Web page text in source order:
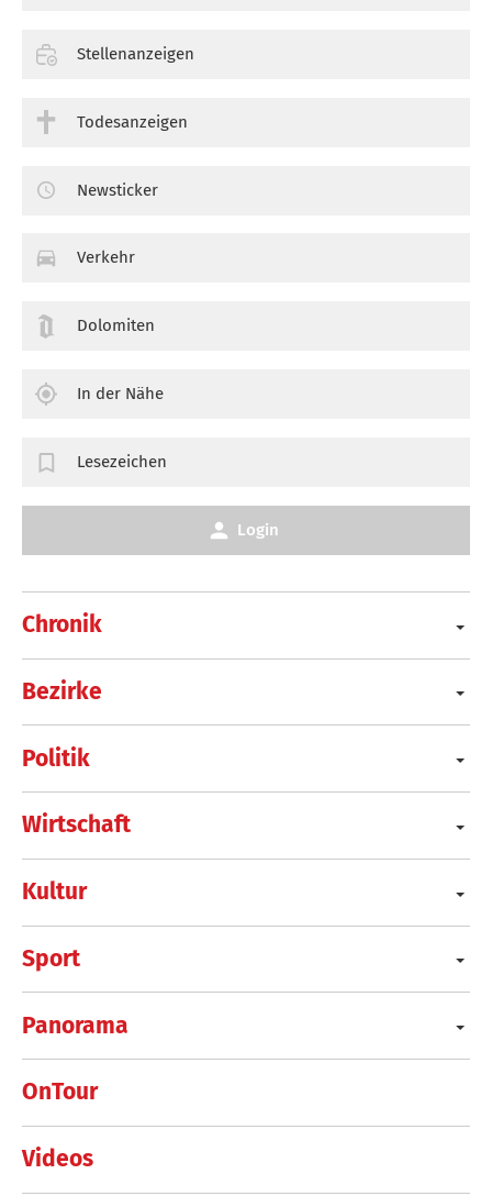
Chronik
Bezirke
Politik
Wirtschaft
Kultur
Sport
Panorama
OnTour
Videos
Stellenanzeigen
Todesanzeigen
Newsticker
Verkehr
Dolomiten
In der Nähe
Lesezeichen
Login